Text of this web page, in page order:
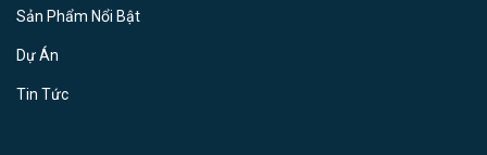
Sản Phẩm Nổi Bật
Dự Án
Tin Tức